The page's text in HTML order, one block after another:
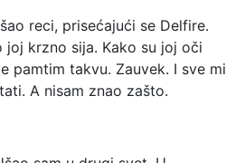
reci, prisećajući se Delfire.
joj krzno sija. Kako su joj oči
pamtim takvu. Zauvek. I sve mi
A nisam znao zašto.